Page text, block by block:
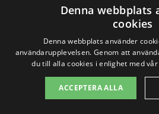
underlätta din sökning
sammanställt
få hjälp med
Gunnebo, men också i
omkringliggande städer.
Denna webbplats
cookies
Denna webbplats använder
användarupplevelsen. Genom att
du till alla cookies i enlighet med
ACCEPTERA ALLA